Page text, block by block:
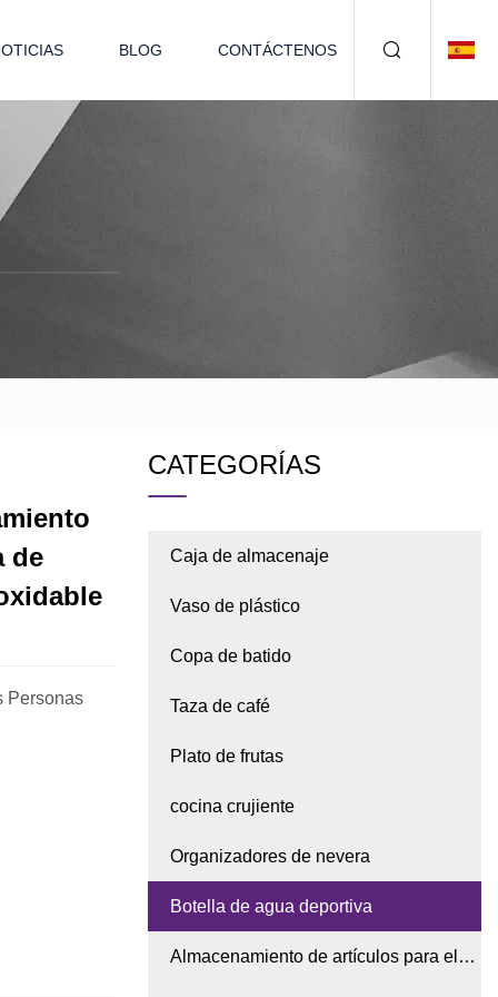
BLOG CONTÁCTENOS
de
Personas
CATEGORÍAS
Caja de almacenaje
Vaso de plástico
Copa de batido
Taza de café
Plato de frutas
cocina crujiente
Organizadores de nevera
Botella de agua deportiva
Almacenamiento de artículos para el